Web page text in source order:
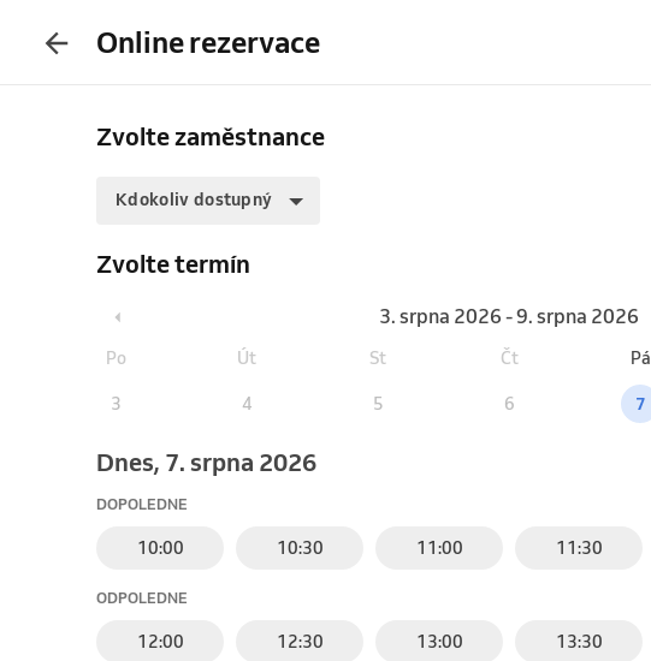
Online rezervace
Zvolte zaměstnance
Kdokoliv dostupný
Zvolte termín
3. srpna 2026 - 9. srpna 2026
Po Út St Čt Pá
3 4 5 6 7
Dnes, 7. srpna 2026
DOPOLEDNE
10:00 10:30 11:00 11:30
ODPOLEDNE
12:00 12:30 13:00 13:30